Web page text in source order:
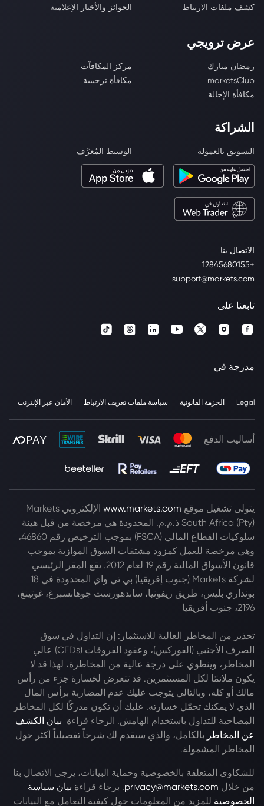
الاتصال بنا
+12845680155
support@markets.com
كشف ملفات الارتباط
الجوائز والأخبار الإعلامية
عرض ترويجي
رمضان مبارك
مركز المكافآت
marketsClub
مكافأة ترحيبية
مكافأة الإحالة
الشراكة
التسويق بالعمولة الوسيط المُعرَّف
تابعنا على
مدرجة في
Legal الحزمة القانونية سياسة ملفات تعريف الارتباط الأمان عبر الإنترنت
أساليب الدفع
يتولى تشغيل موقع www.markets.com
الإلكتروني Markets
South Africa (Pty) ذ.م.م. المحدودة هي مرخصة من قبل هيئة
سلوكيات القطاع المالي (FSCA) بموجب الترخيص رقم 46860،
وهي مرخصة للعمل كمزود مشتقات السوق الموازية بموجب
قانون الأسواق المالية رقم 19 لعام 2012. يقع المقر الرئيسي
لشركة Markets (جنوب إفريقيا) بي تي واي المحدودة في 18
بونداري بليس، طريق ريفونيا، ساندهورست جوهانسبرغ، غوتينغ،
2196، جنوب أفريقيا
تحذير من المخاطر العالية للاستثمار: إن التداول في سوق
الصرف الأجنبي (الفوركس)، وعقود الفروقات (CFDs) عالي
المخاطر، وينطوي على درجة عالية من المخاطرة، لهذا قد لا
يكون ملائمًا لكل المستثمرين. قد تتعرض لخسارة جزء من رأس
مالك أو كله، وبالتالي يتوجب عليك عدم المضاربة برأس المال
الذي لا يمكنك تحمّل خسارته. عليك أن تكون مدركًا لكل المخاطر
المصاحبة للتداول باستخدام الهامش. الرجاء قراءة بيان الكشف
عن المخاطر بالكامل، والذي سيقدم لك شرحاً تفصيلياً أكثر حول
المخاطر المشمولة.
للشكاوى المتعلقة بالخصوصية وحماية البيانات، يرجى الاتصال بنا
من خلال privacy@markets.com. برجاء قراءة بيان سياسة
الخصوصية للمزيد من المعلومات حول كيفية التعامل مع البيانات